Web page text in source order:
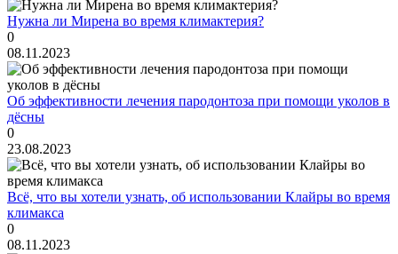
Нужна ли Мирена во время климактерия?
0
08.11.2023
Об эффективности лечения пародонтоза при помощи уколов в
дёсны
0
23.08.2023
Всё, что вы хотели узнать, об использовании Клайры во время
климакса
0
08.11.2023